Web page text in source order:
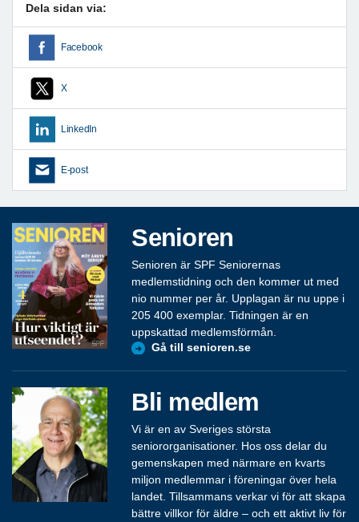
Dela sidan via:
Facebook
X
LinkedIn
E-post
Senioren
Senioren är SPF Seniorernas
medlemstidning och den kommer ut med
nio nummer per år. Upplagan är nu uppe i
205 400 exemplar. Tidningen är en
uppskattad medlemsförmån.
Gå till senioren.se
Bli medlem
Vi är en av Sveriges största
seniororganisationer. Hos oss delar du
gemenskapen med närmare en kvarts
miljon medlemmar i föreningar över hela
landet. Tillsammans verkar vi för att skapa
bättre villkor för äldre – och ett aktivt liv för